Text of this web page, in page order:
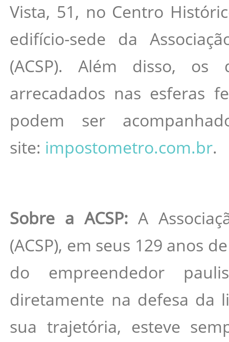
Vista, 51, no Centro
edifício-sede da
(ACSP). Além disso, os
arrecadados nas esferas
podem ser
site: impostometro.com.br.
Sobre a ACSP:A
(ACSP), em seus 129 anos
do empreendedor
diretamente na defesa da
sua trajetória, esteve